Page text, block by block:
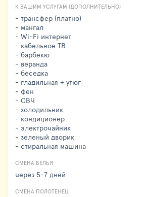
К ВАШИМ УСЛУГАМ (ДОПОЛНИТЕЛЬНО)
- трансфер (платно)
- мангал
- Wi-Fi интернет
- кабельное ТВ
- барбекю
- веранда
- беседка
- гладильная + утюг
- фен
- СВЧ
- холодильник
- кондиционер
- электрочайник
- зеленый дворик
- стиральная машина
СМЕНА БЕЛЬЯ
через 5-7 дней
СМЕНА ПОЛОТЕНЕЦ